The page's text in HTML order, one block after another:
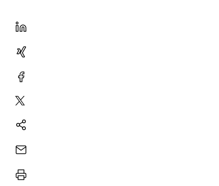
LinekdIn
Xing
Facebook
Plattform
Natives
E-
Drucker